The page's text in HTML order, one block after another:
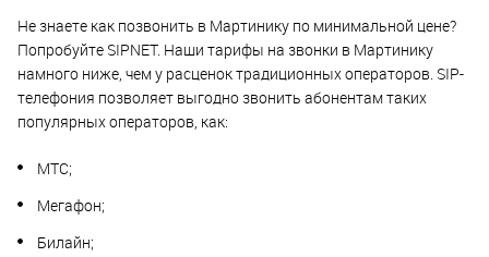
Не знаете как позвонить в Мартинику по минимальной цене?
Попробуйте SIPNET. Наши тарифы на звонки в Мартинику
намного ниже, чем у расценок традиционных операторов. SIP-
телефония позволяет выгодно звонить абонентам таких
популярных операторов, как:
МТС;
Мегафон;
Билайн;